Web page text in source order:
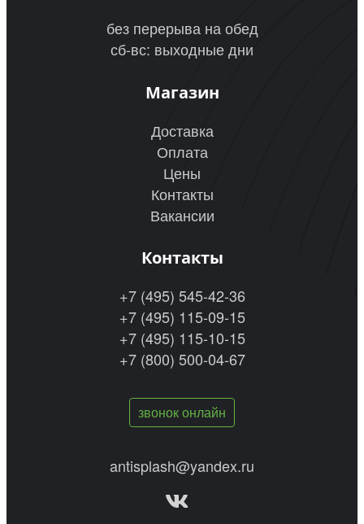
без перерыва на обед
сб-вс: выходные дни
Магазин
Доставка
Оплата
Цены
Контакты
Вакансии
Контакты
+7 (495) 545-42-36
+7 (495) 115-09-15
+7 (495) 115-10-15
+7 (800) 500-04-67
звонок онлайн
antisplash@yandex.ru